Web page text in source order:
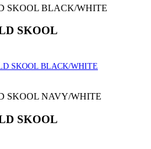
SKOOL
SKOOL BLACK/WHITE
SKOOL